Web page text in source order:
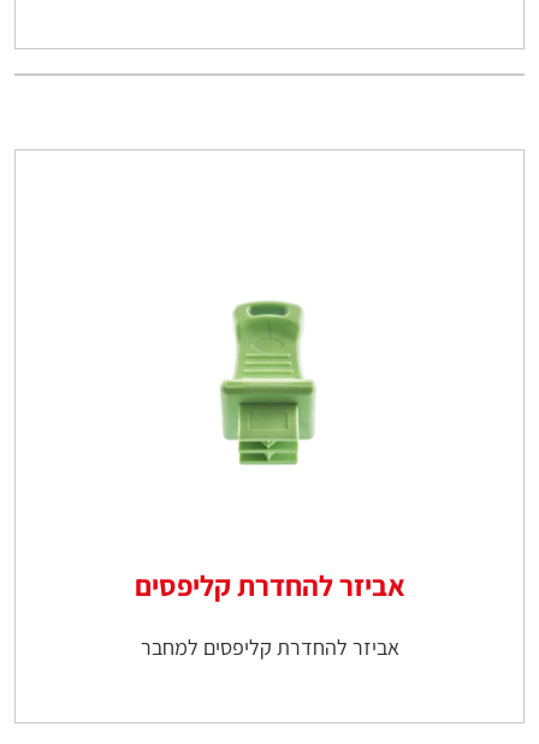
אביזר להחדרת קליפסים
אביזר להחדרת קליפסים למחבר